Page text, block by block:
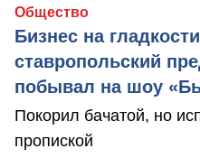
Общество
Бизнес на
ставропольский
побывал на шоу
Покорил бачатой, но
пропиской